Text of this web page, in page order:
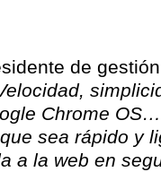
de
Chrome
sea rápido y
a la web en